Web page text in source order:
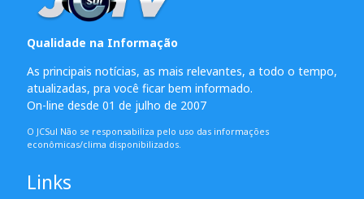
Qualidade na Informação
As principais notícias, as mais relevantes, a todo o tempo,
atualizadas, pra você ficar bem informado.
On-line desde 01 de julho de 2007
O JCSul Não se responsabiliza pelo uso das informações
econômicas/clima disponibilizados.
Links